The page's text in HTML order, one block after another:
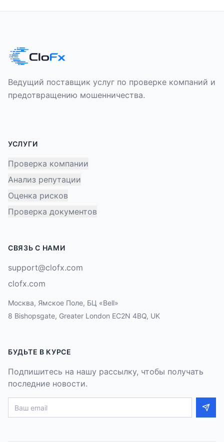
Ведущий поставщик услуг по проверке компаний и
предотвращению мошенничества.
УСЛУГИ
Проверка компании
Анализ репутации
Оценка рисков
Проверка документов
СВЯЗЬ С НАМИ
support@clofx.com
clofx.com
Москва, Ямское Поле, БЦ «Bell»
8 Bishopsgate, Greater London EC2N 4BQ, UK
БУДЬТЕ В КУРСЕ
Подпишитесь на нашу рассылку, чтобы получать
последние новости.